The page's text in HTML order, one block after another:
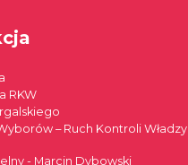
RKW
– Ruch Kontroli Władzy
- Marcin Dybowski